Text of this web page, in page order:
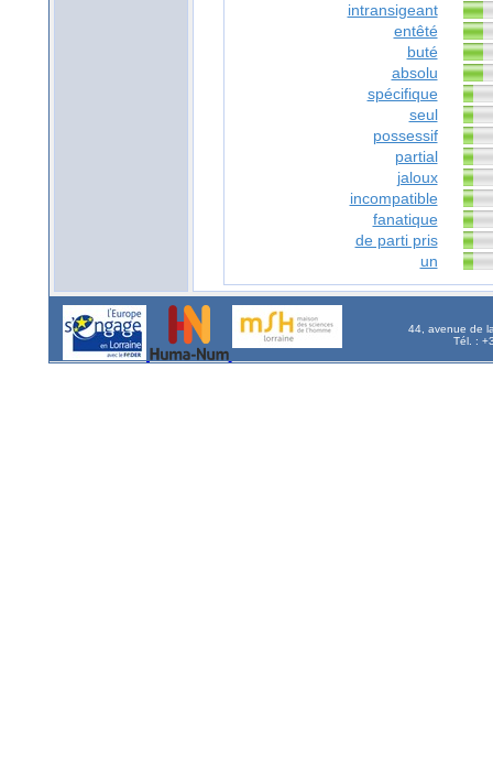
intransigeant
entêté
buté
absolu
spécifique
seul
possessif
partial
jaloux
incompatible
fanatique
de parti pris
un
44, avenue de
Tél. :